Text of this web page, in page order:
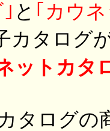
と ｢カウ
タログ
ットカタ
タログの